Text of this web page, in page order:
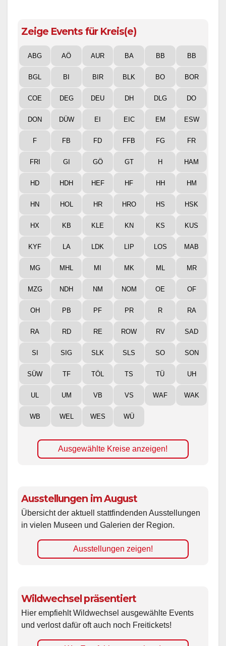
Zeige Events für Kreis(e)
ABG AÖ AUR BA BB BB
BGL BI BIR BLK BO BOR
COE DEG DEU DH DLG DO
DON DÜW EI EIC EM ESW
F FB FD FFB FG FR
FRI GI GÖ GT H HAM
HD HDH HEF HF HH HM
HN HOL HR HRO HS HSK
HX KB KLE KN KS KUS
KYF LA LDK LIP LOS MAB
MG MHL MI MK ML MR
MZG NDH NM NOM OE OF
OH PB PF PR R RA
RA RD RE ROW RV SAD
SI SIG SLK SLS SO SON
SÜW TF TÖL TS TÜ UH
UL UM VB VS WAF WAK
WB WEL WES WÜ
Ausgewählte Kreise anzeigen!
Ausstellungen im August
Übersicht der aktuell stattfindenden Ausstellungen
in vielen Museen und Galerien der Region.
Ausstellungen zeigen!
Wildwechsel präsentiert
Hier empfiehlt Wildwechsel ausgewählte Events
und verlost dafür oft auch noch Freitickets!